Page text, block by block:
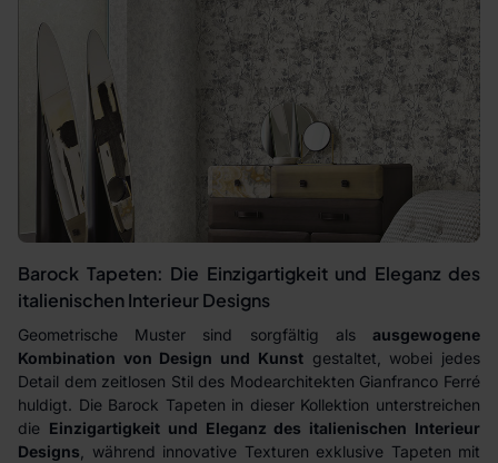
Barock Tapeten: Die Einzigartigkeit und Eleganz des
italienischen Interieur Designs
Geometrische Muster sind sorgfältig als ausgewogene
Kombination von Design und Kunstgestaltet, wobei jedes
Detail dem zeitlosen Stil des Modearchitekten Gianfranco Ferré
huldigt. Die Barock Tapeten in dieser Kollektion unterstreichen
die Einzigartigkeit und Eleganz des italienischen Interieur
Designs , während innovative Texturen exklusive Tapeten mit